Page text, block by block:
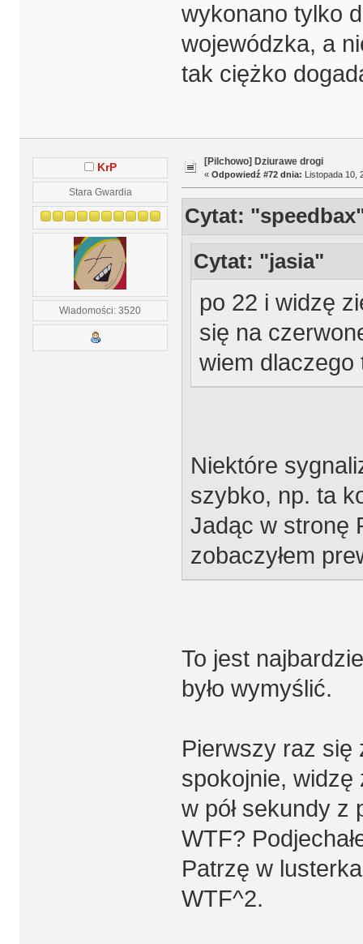
wykonano tylko
wojewódzka, a
tak ciężko
KrP
Stara Gwardia
Wiadomości: 3520
[Pilchowo] Dziurawe drogi
« Odpowiedź #72 dnia: Listopada 10,
Cytat:
Cytat: "jasia"
po 22 i widzę
się na
wiem dlaczego
Niektóre
szybko, np. ta
Jadąc w stronę
zobaczyłem
To jest
było wymyślić.
Pierwszy raz się
spokojnie, widzę
w pół sekundy z
WTF?
Patrzę w
WTF^2.